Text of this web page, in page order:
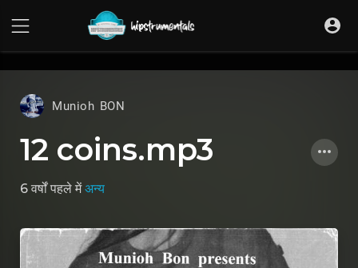
Munioh BON
12 coins.mp3
6 वर्षों पहले मेंअन्य